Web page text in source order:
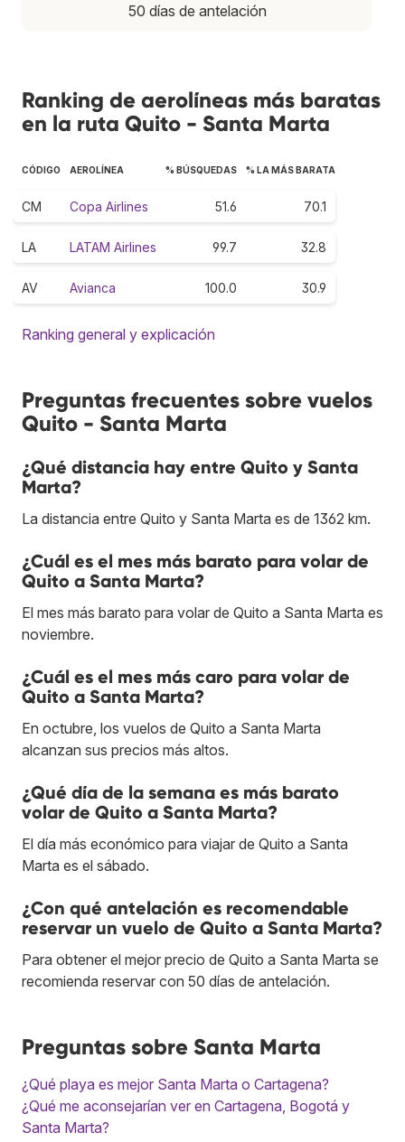
50 días de antelación
Ranking de aerolíneas más baratas
en la ruta Quito - Santa Marta
CÓDIGO AEROLÍNEA % BÚSQUEDAS % LA MÁS BARATA
CM Copa Airlines 51.6 70.1
LA LATAM Airlines 99.7 32.8
AV Avianca 100.0 30.9
Ranking general y explicación
Preguntas frecuentes sobre vuelos
Quito - Santa Marta
¿Qué distancia hay entre Quito y Santa
Marta?
La distancia entre Quito y Santa Marta es de 1362 km.
¿Cuál es el mes más barato para volar de
Quito a Santa Marta?
El mes más barato para volar de Quito a Santa Marta es
noviembre.
¿Cuál es el mes más caro para volar de
Quito a Santa Marta?
En octubre, los vuelos de Quito a Santa Marta
alcanzan sus precios más altos.
¿Qué día de la semana es más barato
volar de Quito a Santa Marta?
El día más económico para viajar de Quito a Santa
Marta es el sábado.
¿Con qué antelación es recomendable
reservar un vuelo de Quito a Santa Marta?
Para obtener el mejor precio de Quito a Santa Marta se
recomienda reservar con 50 días de antelación.
Preguntas sobre Santa Marta
¿Qué playa es mejor Santa Marta o Cartagena?
¿Qué me aconsejarían ver en Cartagena, Bogotá y
Santa Marta?